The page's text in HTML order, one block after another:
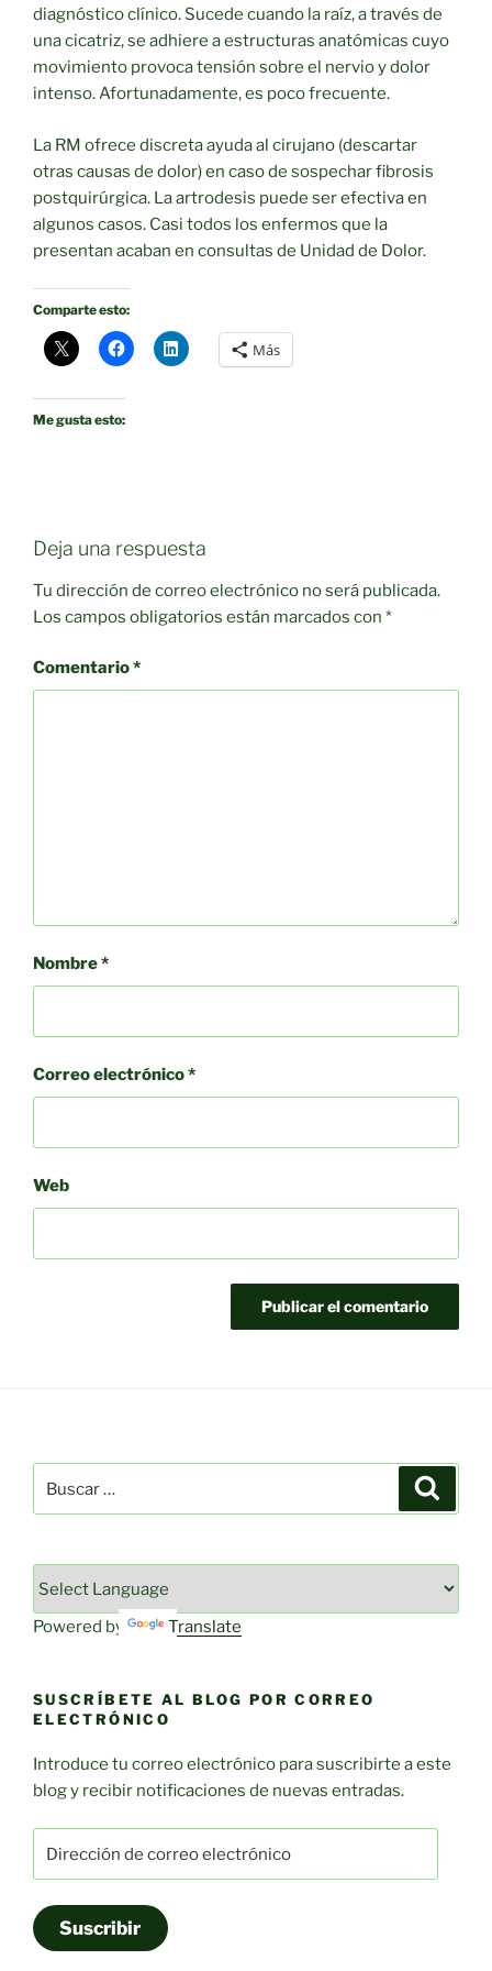
diagnóstico clínico. Sucede cuando la raíz, a través de
una cicatriz, se adhiere a estructuras anatómicas cuyo
movimiento provoca tensión sobre el nervio y dolor
intenso. Afortunadamente, es poco frecuente.
La RM ofrece discreta ayuda al cirujano (descartar
otras causas de dolor) en caso de sospechar fibrosis
postquirúrgica. La artrodesis puede ser efectiva en
algunos casos. Casi todos los enfermos que la
presentan acaban en consultas de Unidad de Dolor.
Comparte esto:
Más
Me gusta esto:
Deja una respuesta
Tu dirección de correo electrónico no será publicada.
Los campos obligatorios están marcados con *
Comentario*
Nombre*
Correo electrónico*
Web
por:
Powered by Translate
SUSCRÍBETE AL BLOG POR CORREO
ELECTRÓNICO
Introduce tu correo electrónico para suscribirte a este
blog y recibir notificaciones de nuevas entradas.
de
electrónico
Suscribir